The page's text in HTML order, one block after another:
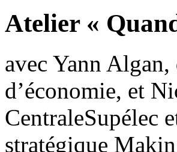
Atelier «
avec Yann
d’économie, et
CentraleSupélec
stratégique